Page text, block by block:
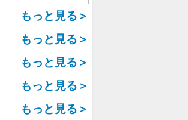
もっと見る＞
もっと見る＞
もっと見る＞
もっと見る＞
もっと見る＞